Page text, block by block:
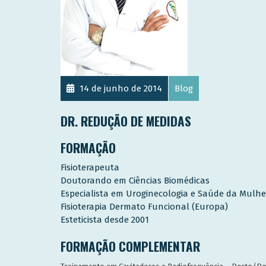
14 de junho de 2014 Blog
DR. REDUÇÃO DE MEDIDAS
FORMAÇÃO
Fisioterapeuta
Doutorando em Ciências Biomédicas
Especialista em Uroginecologia e Saúde da
Fisioterapia Dermato Funcional (Europa)
Esteticista desde 2001
FORMAÇÃO COMPLEMENTAR